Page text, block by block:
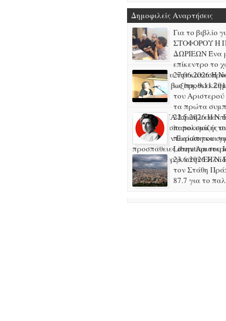
Δημοφιλείς Αναρτήσεις
Για το βιβλίο
ΣΤΟΦΟΡΟΥ Η
ΔΩΡΙΕΩΝ Ένα
επίκεντρο το
Φωκίδας και την
μεταλλεία βωξίτη,
27.06.2026 H
ως
του
τα πρώτα
πόλεμο ΗΠΑ-Ισραήλ
προετοιμασία πολεμικής
Ρωσίας στην Ευρώπη και
προσπάθειες στην
22.5.2026 H
παρουσιάζει
πλαίσιο του
Liberation του
Λούξεμπουργκ στην
23.6.2026 Η Ν.
τον Στάθη
87.7 για το